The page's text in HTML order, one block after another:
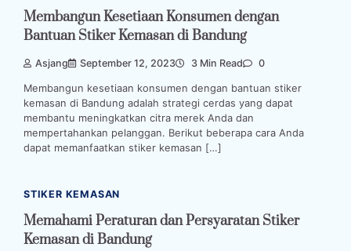
Membangun Kesetiaan Konsumen dengan
Bantuan Stiker Kemasan di Bandung
Asjang September 12, 2023 3 Min Read 0
Membangun kesetiaan konsumen dengan bantuan stiker
kemasan di Bandung adalah strategi cerdas yang dapat
membantu meningkatkan citra merek Anda dan
mempertahankan pelanggan. Berikut beberapa cara Anda
dapat memanfaatkan stiker kemasan […]
STIKER KEMASAN
Memahami Peraturan dan Persyaratan Stiker
Kemasan di Bandung